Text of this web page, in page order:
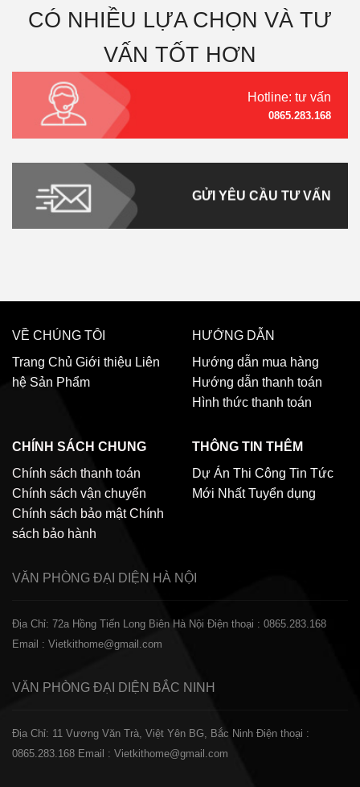
CÓ NHIỀU LỰA CHỌN VÀ TƯ
VẤN TỐT HƠN
Hotline: tư vấn
0865.283.168
GỬI YÊU CẦU TƯ VẤN
VỀ CHÚNG TÔI
Trang Chủ Giới thiệu Liên
hệ Sản Phẩm
HƯỚNG DẪN
Hướng dẫn mua hàng
Hướng dẫn thanh toán
Hình thức thanh toán
CHÍNH SÁCH CHUNG
Chính sách thanh toán
Chính sách vận chuyển
Chính sách bảo mật Chính
sách bảo hành
THÔNG TIN THÊM
Dự Án Thi Công Tin Tức
Mới Nhất Tuyển dụng
VĂN PHÒNG ĐẠI DIỆN HÀ NỘI
Địa Chỉ: 72a Hồng Tiến Long Biên Hà Nội Điện thoại : 0865.283.168
Email : Vietkithome@gmail.com
VĂN PHÒNG ĐẠI DIỆN BẮC NINH
Địa Chỉ: 11 Vương Văn Trà, Việt Yên BG, Bắc Ninh Điện thoại :
0865.283.168 Email : Vietkithome@gmail.com